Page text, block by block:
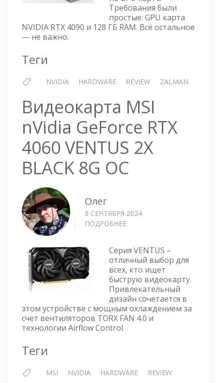
Требования были
простые: GPU карта
NVIDIA RTX 4090 и 128 ГБ RAM. Всё остальное
— не важно.
Теги
NVIDIA HARDWARE REVIEW ZALMAN
Видеокарта MSI
nVidia GeForce RTX
4060 VENTUS 2X
BLACK 8G OC
Олег
8 СЕНТЯБРЯ 2024
ПОДРОБНЕЕ
NVIDIA
GEFORCE
RTX
4060
VENTUS
2X
BLACK
Серия VENTUS –
отличный выбор для
всех, кто ищет
быструю видеокарту.
Привлекательный
дизайн сочетается в
этом устройстве с мощным охлаждением за
счет вентиляторов TORX FAN 4.0 и
технологии Airflow Control.
Теги
MSI NVIDIA HARDWARE REVIEW